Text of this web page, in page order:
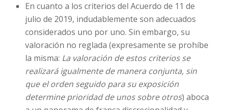
En cuanto a los criterios del Acuerdo de 11 de
julio de 2019, indudablemente son adecuados
considerados uno por uno. Sin embargo, su
valoración no reglada (expresamente se prohíbe
la misma: La valoración de estos criterios se
realizará igualmente de manera conjunta, sin
que el orden seguido para su exposición
determine prioridad de unos sobre otros) aboca